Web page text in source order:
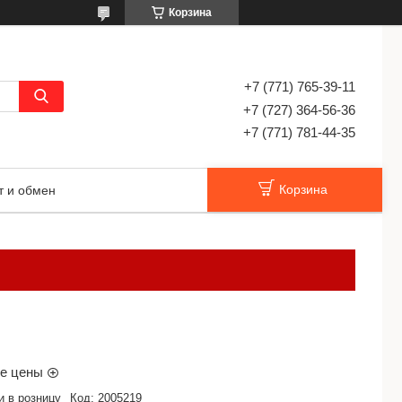
Корзина
+7 (771) 765-39-11
+7 (727) 364-56-36
+7 (771) 781-44-35
и обмен Корзина
цены
в розницу Код: 2005219